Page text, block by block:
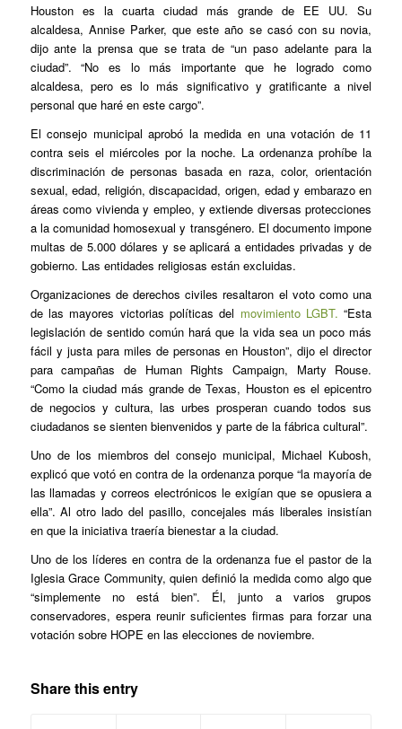
Houston es la cuarta ciudad más grande de EE UU. Su
alcaldesa, Annise Parker, que este año se casó con su novia,
dijo ante la prensa que se trata de “un paso adelante para la
ciudad”. “No es lo más importante que he logrado como
alcaldesa, pero es lo más significativo y gratificante a nivel
personal que haré en este cargo”.
El consejo municipal aprobó la medida en una votación de 11
contra seis el miércoles por la noche. La ordenanza prohíbe la
discriminación de personas basada en raza, color, orientación
sexual, edad, religión, discapacidad, origen, edad y embarazo en
áreas como vivienda y empleo, y extiende diversas protecciones
a la comunidad homosexual y transgénero. El documento impone
multas de 5.000 dólares y se aplicará a entidades privadas y de
gobierno. Las entidades religiosas están excluidas.
Organizaciones de derechos civiles resaltaron el voto como una
de las mayores victorias políticas del movimiento LGBT. “Esta
legislación de sentido común hará que la vida sea un poco más
fácil y justa para miles de personas en Houston”, dijo el director
para campañas de Human Rights Campaign, Marty Rouse.
“Como la ciudad más grande de Texas, Houston es el epicentro
de negocios y cultura, las urbes prosperan cuando todos sus
ciudadanos se sienten bienvenidos y parte de la fábrica cultural”.
Uno de los miembros del consejo municipal, Michael Kubosh,
explicó que votó en contra de la ordenanza porque “la mayoría de
las llamadas y correos electrónicos le exigían que se opusiera a
ella”. Al otro lado del pasillo, concejales más liberales insistían
en que la iniciativa traería bienestar a la ciudad.
Uno de los líderes en contra de la ordenanza fue el pastor de la
Iglesia Grace Community, quien definió la medida como algo que
“simplemente no está bien”. Él, junto a varios grupos
conservadores, espera reunir suficientes firmas para forzar una
votación sobre HOPE en las elecciones de noviembre.
Share this entry